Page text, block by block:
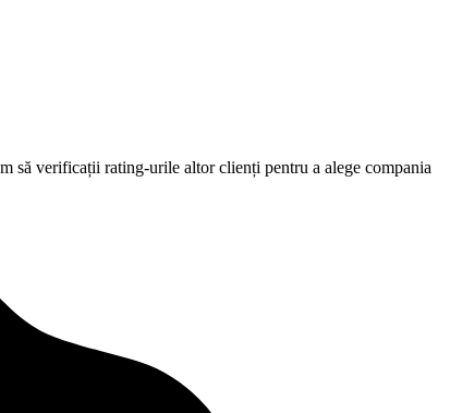
să verificații rating-urile altor clienți pentru a alege compania